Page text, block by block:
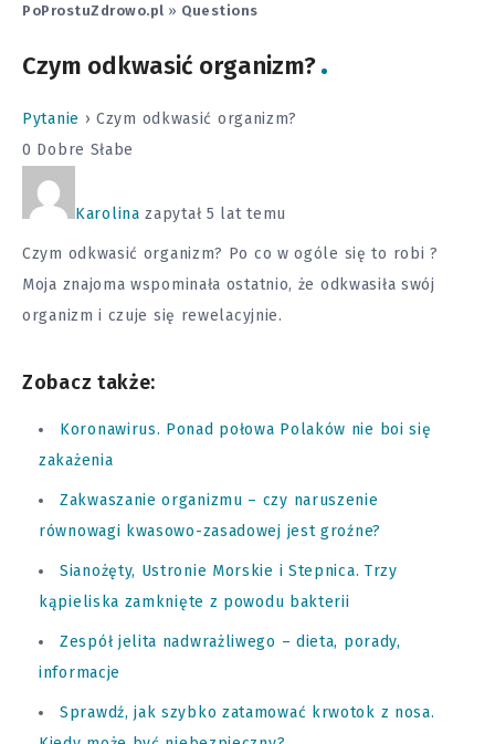
PoProstuZdrowo.pl » Questions
Czym odkwasić organizm?
Pytanie ›Czym odkwasić organizm?
0 Dobre Słabe
Karolina zapytał 5 lat temu
Czym odkwasić organizm? Po co w ogóle się to robi ?
Moja znajoma wspominała ostatnio, że odkwasiła swój
organizm i czuje się rewelacyjnie.
Zobacz także:
Koronawirus. Ponad połowa Polaków nie boi się
zakażenia
Zakwaszanie organizmu – czy naruszenie
równowagi kwasowo-zasadowej jest groźne?
Sianożęty, Ustronie Morskie i Stepnica. Trzy
kąpieliska zamknięte z powodu bakterii
Zespół jelita nadwrażliwego – dieta, porady,
informacje
Sprawdź, jak szybko zatamować krwotok z nosa.